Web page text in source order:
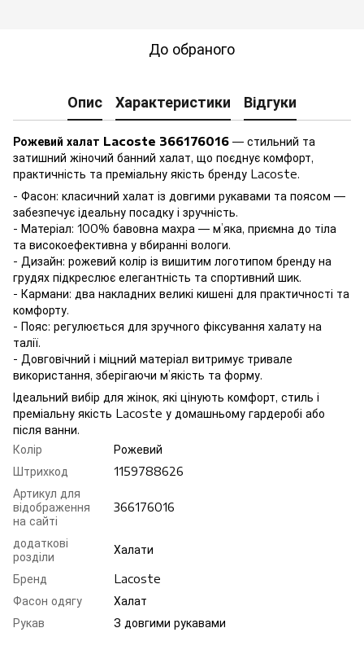
До обраного
Опис Характеристики Відгуки
Рожевий халат Lacoste 366176016 — стильний та
затишний жіночий банний халат, що поєднує комфорт,
практичність та преміальну якість бренду Lacoste.
- Фасон: класичний халат із довгими рукавами та поясом —
забезпечує ідеальну посадку і зручність.
- Матеріал: 100% бавовна махра — м’яка, приємна до тіла
та високоефективна у вбиранні вологи.
- Дизайн: рожевий колір із вишитим логотипом бренду на
грудях підкреслює елегантність та спортивний шик.
- Кармани: два накладних великі кишені для практичності та
комфорту.
- Пояс: регулюється для зручного фіксування халату на
талії.
- Довговічний і міцний матеріал витримує тривале
використання, зберігаючи м’якість та форму.
Ідеальний вибір для жінок, які цінують комфорт, стиль і
преміальну якість Lacoste у домашньому гардеробі або
після ванни.
Колір
Рожевий
Штрихкод
1159788626
Артикул для
відображення
на сайті
366176016
додаткові
розділи
Халати
Бренд
Lacoste
Фасон одягу
Халат
Рукав
З довгими рукавами